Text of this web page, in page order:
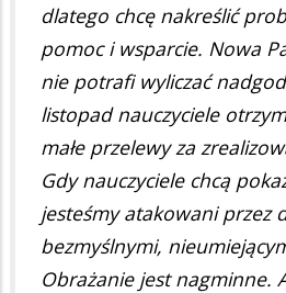
dlatego chcę nakreślić
pomoc i wsparcie. Nowa
nie potrafi wyliczać
listopad nauczyciele
małe przelewy za
Gdy nauczyciele chcą
jesteśmy atakowani przez
bezmyślnymi,
Obrażanie jest nagminne.